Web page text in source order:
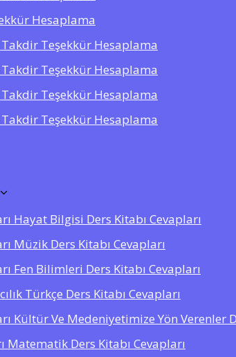
Hesaplama
Takdir Teşekkür Hesaplama
Takdir Teşekkür Hesaplama
Takdir Teşekkür Hesaplama
Takdir Teşekkür Hesaplama
Hayat Bilgisi Ders Kitabı Cevapları
Müzik Ders Kitabı Cevapları
Fen Bilimleri Ders Kitabı Cevapları
Türkçe Ders Kitabı Cevapları
Kültür Ve Medeniyetimize Yön Verenler
Matematik Ders Kitabı Cevapları